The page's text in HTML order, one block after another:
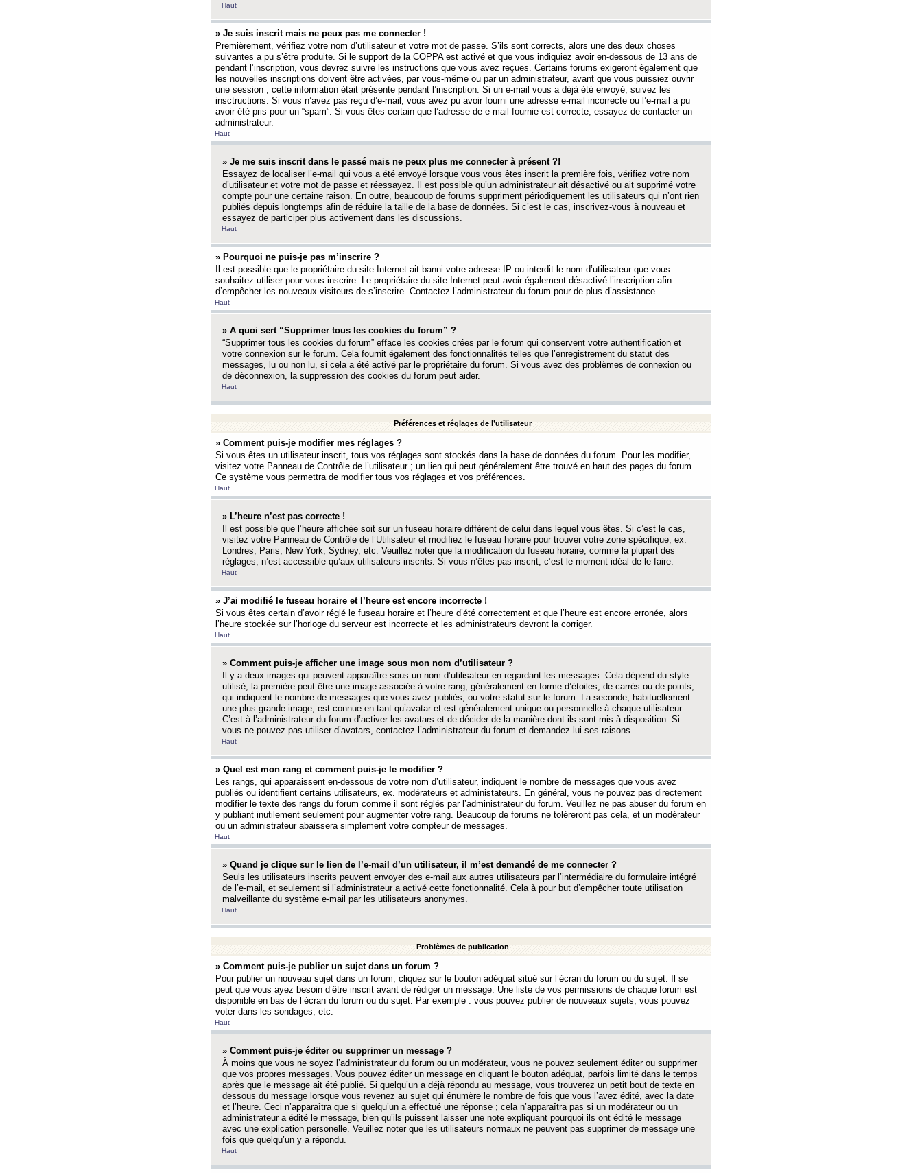
Haut
» Je suis inscrit mais ne peux pas me connecter !
Premièrement, vérifiez votre nom d’utilisateur et votre mot de passe. S’ils sont corrects, alors une des deux choses
suivantes a pu s’être produite. Si le support de la COPPA est activé et que vous indiquiez avoir en-dessous de 13 ans de
pendant l’inscription, vous devrez suivre les instructions que vous avez reçues. Certains forums exigeront également que
les nouvelles inscriptions doivent être activées, par vous-même ou par un administrateur, avant que vous puissiez ouvrir
une session ; cette information était présente pendant l’inscription. Si un e-mail vous a déjà été envoyé, suivez les
insctructions. Si vous n’avez pas reçu d’e-mail, vous avez pu avoir fourni une adresse e-mail incorrecte ou l’e-mail a pu
avoir été pris pour un “spam”. Si vous êtes certain que l’adresse de e-mail fournie est correcte, essayez de contacter un
administrateur.
Haut
» Je me suis inscrit dans le passé mais ne peux plus me connecter à présent ?!
Essayez de localiser l’e-mail qui vous a été envoyé lorsque vous vous êtes inscrit la première fois, vérifiez votre nom
d’utilisateur et votre mot de passe et réessayez. Il est possible qu’un administrateur ait désactivé ou ait supprimé votre
compte pour une certaine raison. En outre, beaucoup de forums suppriment périodiquement les utilisateurs qui n’ont rien
publiés depuis longtemps afin de réduire la taille de la base de données. Si c’est le cas, inscrivez-vous à nouveau et
essayez de participer plus activement dans les discussions.
Haut
» Pourquoi ne puis-je pas m’inscrire ?
Il est possible que le propriétaire du site Internet ait banni votre adresse IP ou interdit le nom d’utilisateur que vous
souhaitez utiliser pour vous inscrire. Le propriétaire du site Internet peut avoir également désactivé l’inscription afin
d’empêcher les nouveaux visiteurs de s’inscrire. Contactez l’administrateur du forum pour de plus d’assistance.
Haut
» A quoi sert “Supprimer tous les cookies du forum” ?
“Supprimer tous les cookies du forum” efface les cookies crées par le forum qui conservent votre authentification et
votre connexion sur le forum. Cela fournit également des fonctionnalités telles que l’enregistrement du statut des
messages, lu ou non lu, si cela a été activé par le propriétaire du forum. Si vous avez des problèmes de connexion ou
de déconnexion, la suppression des cookies du forum peut aider.
Haut
Préférences et réglages de l’utilisateur
» Comment puis-je modifier mes réglages ?
Si vous êtes un utilisateur inscrit, tous vos réglages sont stockés dans la base de données du forum. Pour les modifier,
visitez votre Panneau de Contrôle de l’utilisateur ; un lien qui peut généralement être trouvé en haut des pages du forum.
Ce système vous permettra de modifier tous vos réglages et vos préférences.
Haut
» L’heure n’est pas correcte !
Il est possible que l’heure affichée soit sur un fuseau horaire différent de celui dans lequel vous êtes. Si c’est le cas,
visitez votre Panneau de Contrôle de l’Utilisateur et modifiez le fuseau horaire pour trouver votre zone spécifique, ex.
Londres, Paris, New York, Sydney, etc. Veuillez noter que la modification du fuseau horaire, comme la plupart des
réglages, n’est accessible qu’aux utilisateurs inscrits. Si vous n’êtes pas inscrit, c’est le moment idéal de le faire.
Haut
» J’ai modifié le fuseau horaire et l’heure est encore incorrecte !
Si vous êtes certain d’avoir réglé le fuseau horaire et l’heure d’été correctement et que l’heure est encore erronée, alors
l’heure stockée sur l’horloge du serveur est incorrecte et les administrateurs devront la corriger.
Haut
» Comment puis-je afficher une image sous mon nom d’utilisateur ?
Il y a deux images qui peuvent apparaître sous un nom d’utilisateur en regardant les messages. Cela dépend du style
utilisé, la première peut être une image associée à votre rang, généralement en forme d’étoiles, de carrés ou de points,
qui indiquent le nombre de messages que vous avez publiés, ou votre statut sur le forum. La seconde, habituellement
une plus grande image, est connue en tant qu’avatar et est généralement unique ou personnelle à chaque utilisateur.
C’est à l’administrateur du forum d’activer les avatars et de décider de la manière dont ils sont mis à disposition. Si
vous ne pouvez pas utiliser d’avatars, contactez l’administrateur du forum et demandez lui ses raisons.
Haut
» Quel est mon rang et comment puis-je le modifier ?
Les rangs, qui apparaissent en-dessous de votre nom d’utilisateur, indiquent le nombre de messages que vous avez
publiés ou identifient certains utilisateurs, ex. modérateurs et administateurs. En général, vous ne pouvez pas directement
modifier le texte des rangs du forum comme il sont réglés par l’administrateur du forum. Veuillez ne pas abuser du forum en
y publiant inutilement seulement pour augmenter votre rang. Beaucoup de forums ne toléreront pas cela, et un modérateur
ou un administrateur abaissera simplement votre compteur de messages.
Haut
» Quand je clique sur le lien de l’e-mail d’un utilisateur, il m’est demandé de me connecter ?
Seuls les utilisateurs inscrits peuvent envoyer des e-mail aux autres utilisateurs par l’intermédiaire du formulaire intégré
de l’e-mail, et seulement si l’administrateur a activé cette fonctionnalité. Cela à pour but d’empêcher toute utilisation
malveillante du système e-mail par les utilisateurs anonymes.
Haut
Problèmes de publication
» Comment puis-je publier un sujet dans un forum ?
Pour publier un nouveau sujet dans un forum, cliquez sur le bouton adéquat situé sur l’écran du forum ou du sujet. Il se
peut que vous ayez besoin d’être inscrit avant de rédiger un message. Une liste de vos permissions de chaque forum est
disponible en bas de l’écran du forum ou du sujet. Par exemple : vous pouvez publier de nouveaux sujets, vous pouvez
voter dans les sondages, etc.
Haut
» Comment puis-je éditer ou supprimer un message ?
À moins que vous ne soyez l’administrateur du forum ou un modérateur, vous ne pouvez seulement éditer ou supprimer
que vos propres messages. Vous pouvez éditer un message en cliquant le bouton adéquat, parfois limité dans le temps
après que le message ait été publié. Si quelqu’un a déjà répondu au message, vous trouverez un petit bout de texte en
dessous du message lorsque vous revenez au sujet qui énumère le nombre de fois que vous l’avez édité, avec la date
et l’heure. Ceci n’apparaîtra que si quelqu’un a effectué une réponse ; cela n’apparaîtra pas si un modérateur ou un
administrateur a édité le message, bien qu’ils puissent laisser une note expliquant pourquoi ils ont édité le message
avec une explication personelle. Veuillez noter que les utilisateurs normaux ne peuvent pas supprimer de message une
fois que quelqu’un y a répondu.
Haut